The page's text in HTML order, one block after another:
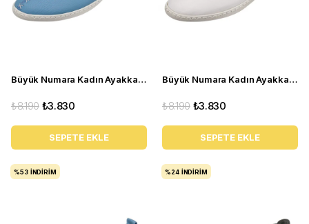
Büyük Numara Kadın Ayakkabı Babet PR 2211 mavi
₺3.830
₺8.190
SEPETE EKLE
Büyük Numara Kadın Ayakkabı Babet PR 3311 beyaz
₺3.830
₺8.190
SEPETE EKLE
%53 İNDIRIM %24 İNDIRIM